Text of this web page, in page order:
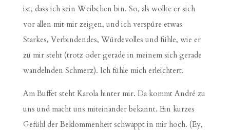
ist, dass ich sein Weibchen bin. So, als wollte er sich
vor allen mit mir zeigen, und ich verspüre etwas
Starkes, Verbindendes, Würdevolles und fühle, wie er
zu mir steht (trotz oder gerade in meinem sich gerade
wandelnden Schmerz). Ich fühle mich erleichtert.
Am Buffet steht Karola hinter mir. Da kommt André zu
uns und macht uns miteinander bekannt. Ein kurzes
Gefühl der Beklommenheit schwappt in mir hoch. (Ey,